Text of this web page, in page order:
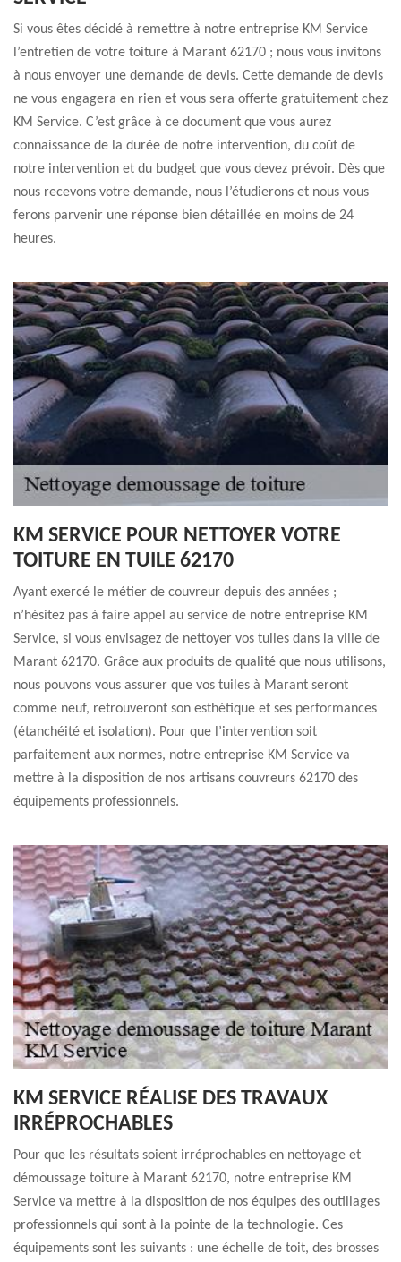
Si vous êtes décidé à remettre à notre entreprise KM Service
l’entretien de votre toiture à Marant 62170 ; nous vous invitons
à nous envoyer une demande de devis. Cette demande de devis
ne vous engagera en rien et vous sera offerte gratuitement chez
KM Service. C’est grâce à ce document que vous aurez
connaissance de la durée de notre intervention, du coût de
notre intervention et du budget que vous devez prévoir. Dès que
nous recevons votre demande, nous l’étudierons et nous vous
ferons parvenir une réponse bien détaillée en moins de 24
heures.
KM SERVICE POUR NETTOYER VOTRE
TOITURE EN TUILE 62170
Ayant exercé le métier de couvreur depuis des années ;
n’hésitez pas à faire appel au service de notre entreprise KM
Service, si vous envisagez de nettoyer vos tuiles dans la ville de
Marant 62170. Grâce aux produits de qualité que nous utilisons,
nous pouvons vous assurer que vos tuiles à Marant seront
comme neuf, retrouveront son esthétique et ses performances
(étanchéité et isolation). Pour que l’intervention soit
parfaitement aux normes, notre entreprise KM Service va
mettre à la disposition de nos artisans couvreurs 62170 des
équipements professionnels.
KM SERVICE RÉALISE DES TRAVAUX
IRRÉPROCHABLES
Pour que les résultats soient irréprochables en nettoyage et
démoussage toiture à Marant 62170, notre entreprise KM
Service va mettre à la disposition de nos équipes des outillages
professionnels qui sont à la pointe de la technologie. Ces
équipements sont les suivants : une échelle de toit, des brosses